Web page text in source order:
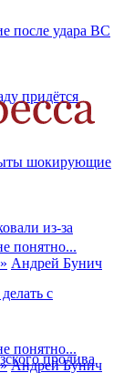
после удара ВС
придётся
шокирующие
из-за
с
пролива
понятно...
» Андрей Бунич
понятно...
» Андрей Бунич